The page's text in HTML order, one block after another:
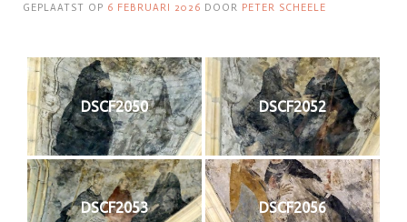
GEPLAATST OP 6 FEBRUARI 2026 DOOR PETER SCHEELE
DSCF2050 DSCF2052
DSCF2053 DSCF2056